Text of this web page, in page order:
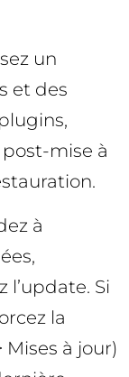
un
et des
mise à
à
l’update. Si
la
à jour)